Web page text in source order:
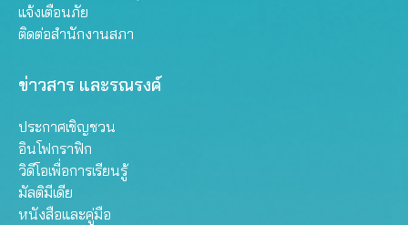
แจ้งเตือนภัย
ติดต่อสำนักงานสภา
ข่าวสาร และรณรงค์
ประกาศเชิญชวน
อินโฟกราฟิก
วิดีโอเพื่อการเรียนรู้
มัลติมีเดีย
หนังสือและคู่มือ